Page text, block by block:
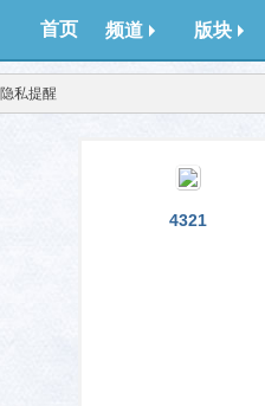
首页 频道 版块
隐私提醒
4321